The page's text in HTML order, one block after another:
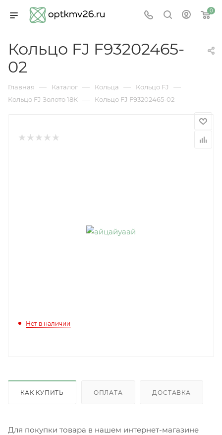
0
Кольцо FJ F93202465-
02
Главная — Каталог — Кольца — Кольцо FJ —
Кольцо FJ Золото 18К — Кольцо FJ F93202465-02
Нет в наличии
КАК КУПИТЬ ОПЛАТА ДОСТАВКА
Для покупки товара в нашем интернет-магазине